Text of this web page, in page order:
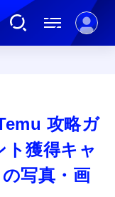
攻略ガ
ト獲得キャ
写真・画